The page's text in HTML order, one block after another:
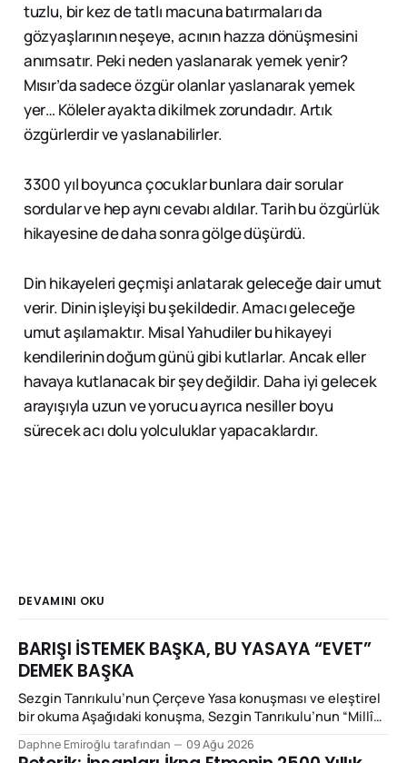
tuzlu, bir kez de tatlı macuna batırmaları da
gözyaşlarının neşeye, acının hazza dönüşmesini
anımsatır. Peki neden yaslanarak yemek yenir?
Mısır’da sadece özgür olanlar yaslanarak yemek
yer… Köleler ayakta dikilmek zorundadır. Artık
özgürlerdir ve yaslanabilirler.
3300 yıl boyunca çocuklar bunlara dair sorular
sordular ve hep aynı cevabı aldılar. Tarih bu özgürlük
hikayesine de daha sonra gölge düşürdü.
Din hikayeleri geçmişi anlatarak geleceğe dair umut
verir. Dinin işleyişi bu şekildedir. Amacı geleceğe
umut aşılamaktır. Misal Yahudiler bu hikayeyi
kendilerinin doğum günü gibi kutlarlar. Ancak eller
havaya kutlanacak bir şey değildir. Daha iyi gelecek
arayışıyla uzun ve yorucu ayrıca nesiller boyu
sürecek acı dolu yolculuklar yapacaklardır.
DEVAMINI OKU
BARIŞI İSTEMEK BAŞKA, BU YASAYA “EVET”
DEMEK BAŞKA
Sezgin Tanrıkulu’nun Çerçeve Yasa konuşması ve eleştirel
bir okuma Aşağıdaki konuşma, Sezgin Tanrıkulu’nun “Millî
Güçlendirilmesine Dair Kanun Teklifi”ne ilişkin yaptığı
Daphne Emiroğlu tarafından 09 Ağu 2026